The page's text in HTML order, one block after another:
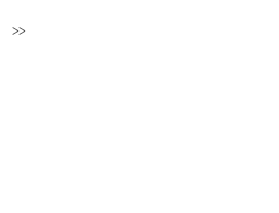
이지
>>마지막페이지